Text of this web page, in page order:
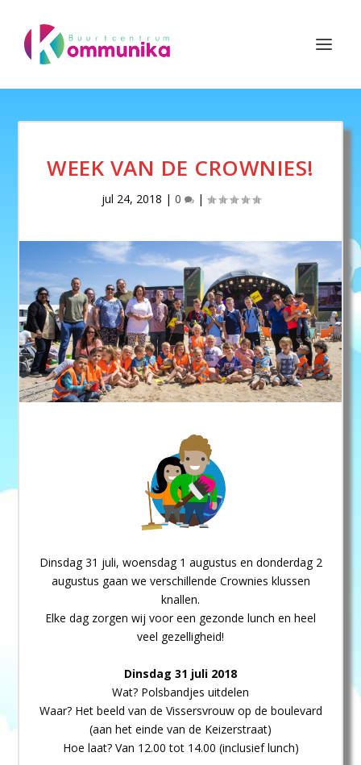
WEEK VAN DE CROWNIES!
jul 24, 2018 | 0 |
Dinsdag 31 juli, woensdag 1 augustus en donderdag 2
augustus gaan we verschillende Crownies klussen
knallen.
Elke dag zorgen wij voor een gezonde lunch en heel
veel gezelligheid!
Dinsdag 31 juli 2018
Wat? Polsbandjes uitdelen
Waar? Het beeld van de Vissersvrouw op de boulevard
(aan het einde van de Keizerstraat)
Hoe laat? Van 12.00 tot 14.00 (inclusief lunch)